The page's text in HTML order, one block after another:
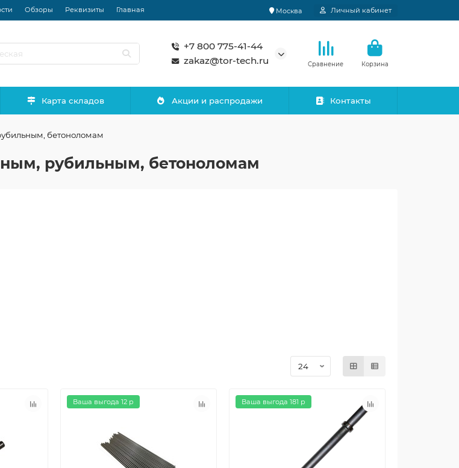
Обзоры Реквизиты Главная Москва Личный кабинет
+7 800 775-41-44
zakaz@tor-tech.ru
Сравнение Корзина
Карта складов Акции и распродажи Контакты
бетоноломам
рубильным, бетоноломам
Ваша выгода 12 р Ваша выгода 181 р